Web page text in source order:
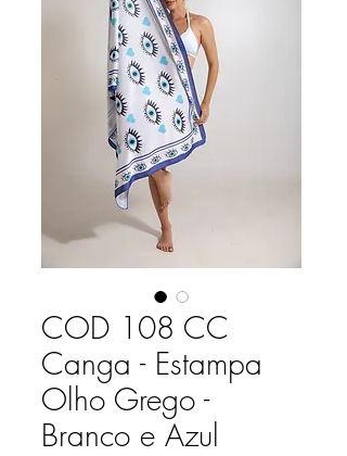
COD 108 CC
Canga - Estampa
Olho Grego -
Branco e Azul